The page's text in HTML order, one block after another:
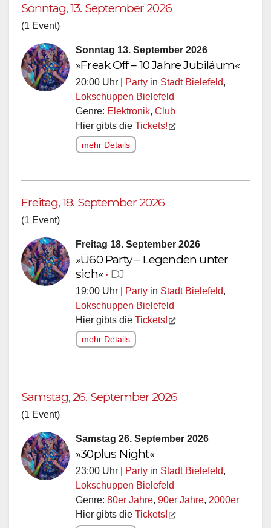
Sonntag, 13. September 2026
(1 Event)
Sonntag 13. September 2026
»Freak Off – 10 Jahre Jubiläum«
20:00 Uhr | Party in Stadt Bielefeld,
Lokschuppen Bielefeld
Genre: Elektronik, Club
Hier gibts die Tickets!
mehr Details
Freitag, 18. September 2026
(1 Event)
Freitag 18. September 2026
»Ü60 Party – Legenden unter
sich«• DJ
19:00 Uhr | Party in Stadt Bielefeld,
Lokschuppen Bielefeld
Hier gibts die Tickets!
mehr Details
Samstag, 26. September 2026
(1 Event)
Samstag 26. September 2026
»30plus Night«
23:00 Uhr | Party in Stadt Bielefeld,
Lokschuppen Bielefeld
Genre: 80er Jahre, 90er Jahre, 2000er
Hier gibts die Tickets!